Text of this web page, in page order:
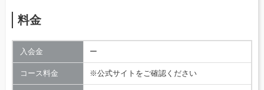
料金
入会金 ー
コース料金 ※公式サイトをご確認ください